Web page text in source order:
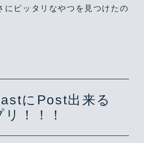
にピッタリなやつを見つけたの
にPost出来る
！！！